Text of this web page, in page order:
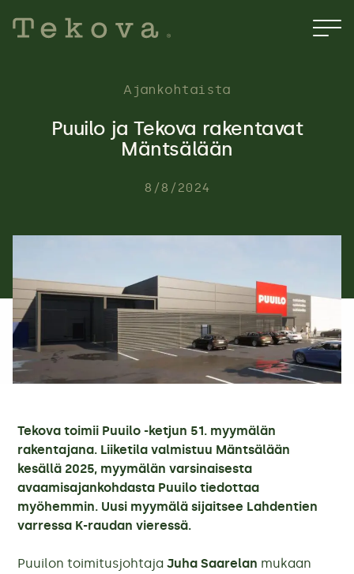
Ajankohtaista
Puuilo ja Tekova rakentavat
Mäntsälään
8/8/2024
Tekova toimii Puuilo -ketjun 51. myymälän
rakentajana. Liiketila valmistuu Mäntsälään
kesällä 2025, myymälän varsinaisesta
avaamisajankohdasta Puuilo tiedottaa
myöhemmin. Uusi myymälä sijaitsee Lahdentien
varressa K-raudan vieressä.
Puuilon toimitusjohtaja Juha Saarelan mukaan